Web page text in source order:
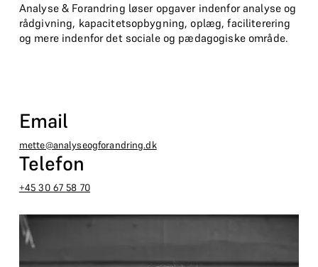
Analyse & Forandring løser opgaver indenfor analyse og
rådgivning, kapacitetsopbygning, oplæg, faciliterering
og mere indenfor det sociale og pædagogiske område.
Email
mette@analyseogforandring.dk
Telefon
+45 30 67 58 70